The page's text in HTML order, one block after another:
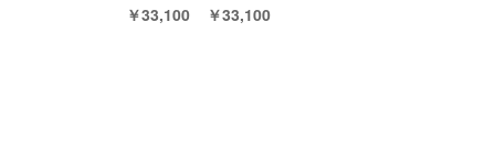
￥33,100
￥33,100